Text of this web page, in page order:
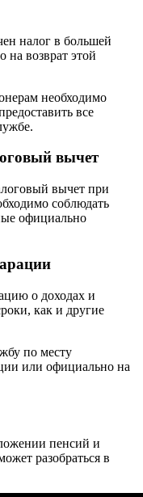
налог в большей
на возврат этой
необходимо
все
вычет
вычет при
соблюдать
официально
о доходах и
как и другие
по месту
или официально на
пенсий и
разобраться в